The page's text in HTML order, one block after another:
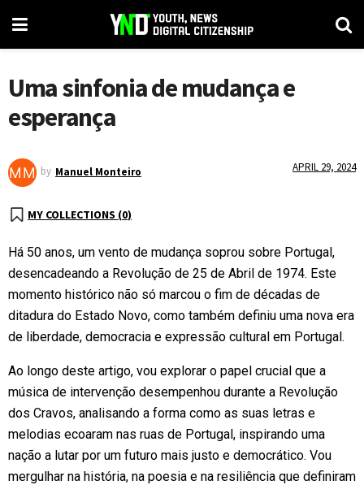
Uma sinfonia de mudança e
esperança
by Manuel Monteiro APRIL 29, 2024
MY COLLECTIONS (0)
Há 50 anos, um vento de mudança soprou sobre Portugal,
desencadeando a Revolução de 25 de Abril de 1974. Este
momento histórico não só marcou o fim de décadas de
ditadura do Estado Novo, como também definiu uma nova era
de liberdade, democracia e expressão cultural em Portugal.
Ao longo deste artigo, vou explorar o papel crucial que a
música de intervenção desempenhou durante a Revolução
dos Cravos, analisando a forma como as suas letras e
melodias ecoaram nas ruas de Portugal, inspirando uma
nação a lutar por um futuro mais justo e democrático. Vou
mergulhar na história, na poesia e na resiliência que definiram